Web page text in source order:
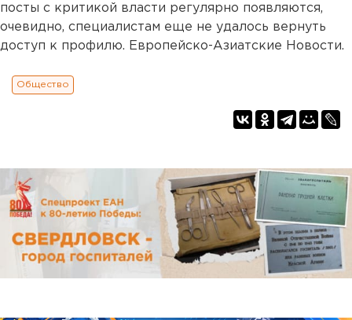
посты с критикой власти регулярно появляются,
очевидно, специалистам еще не удалось вернуть
доступ к профилю. Европейско-Азиатские Новости.
Общество